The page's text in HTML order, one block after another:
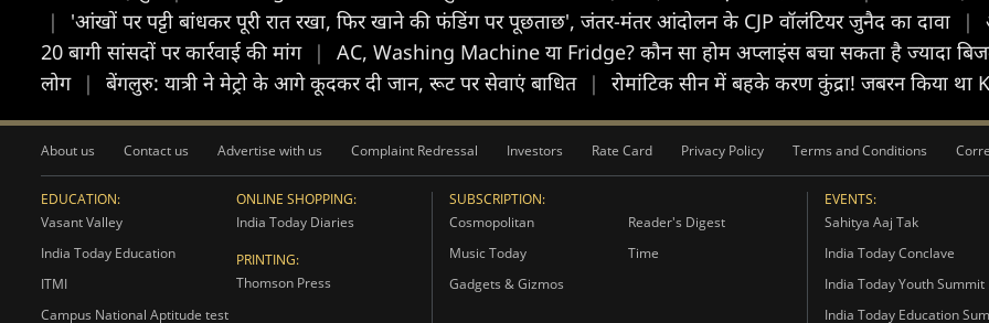
|
'आंखों पर पट्टी बांधकर पूरी रात रखा, फिर खाने की फंडिंग पर पूछताछ', जंतर-मंतर आंदोलन के CJP वॉलंटियर जुनैद का दावा |
20 बागी सांसदों पर कार्रवाई की मांग | AC, Washing Machine या Fridge? कौन सा होम अप्लाइंस बचा सकता है ज्यादा
लोग | बेंगलुरु: यात्री ने मेट्रो के आगे कूदकर दी जान, रूट पर सेवाएं बाधित | रोमांटिक सीन में बहके करण कुंद्रा! जबरन किया था
About us Contact us Advertise with us Complaint Redressal Investors Rate Card Privacy Policy Terms and Conditions
EDUCATION:
Vasant Valley
India Today Education
ITMI
Campus National Aptitude test
ONLINE SHOPPING:
India Today Diaries
PRINTING:
Thomson Press
SUBSCRIPTION:
Cosmopolitan
Reader's Digest
Music Today
Time
Gadgets & Gizmos
EVENTS:
Sahitya Aaj Tak
India Today Conclave
India Today Youth Summit
India Today Education